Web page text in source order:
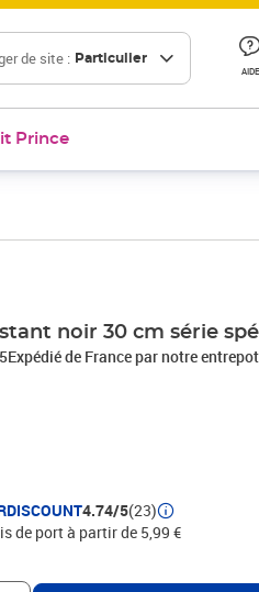
de site : Particulier
AIDE
Prince
noir 30 cm série
de France par notre
4.74/5(23)
de port à partir de 5,99 €